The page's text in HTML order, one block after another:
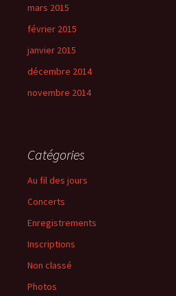
mars 2015
février 2015
janvier 2015
décembre 2014
novembre 2014
Catégories
Au fil des jours
Concerts
Enregistrements
Inscriptions
Non classé
Photos